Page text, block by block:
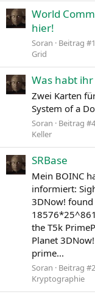
World
hier!
Soran Beitrag
Grid
Was habt
Zwei Karten
System of a
Soran Beitrag
Keller
SRBase
Mein BOINC
informiert:
3DNow! found
the T5k
Planet
prime...
Soran Beitrag
Kryptographie